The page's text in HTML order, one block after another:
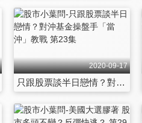
2020-09-17
只跟股票談半日戀情？對沖基金操盤手「當沖」教戰 第23集